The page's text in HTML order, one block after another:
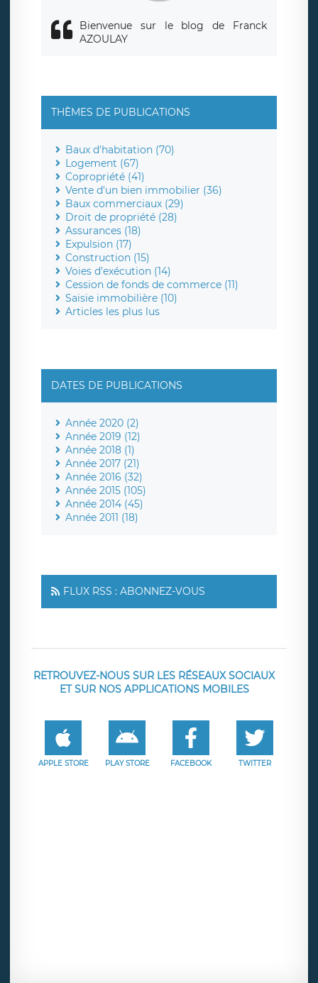
Bienvenue sur le blog de Franck
AZOULAY
THÈMES DE PUBLICATIONS
Baux d'habitation (70)
Logement (67)
Copropriété (41)
Vente d'un bien immobilier (36)
Baux commerciaux (29)
Droit de propriété (28)
Assurances (18)
Expulsion (17)
Construction (15)
Voies d'exécution (14)
Cession de fonds de commerce (11)
Saisie immobilière (10)
Articles les plus lus
DATES DE PUBLICATIONS
Année 2020 (2)
Année 2019 (12)
Année 2018 (1)
Année 2017 (21)
Année 2016 (32)
Année 2015 (105)
Année 2014 (45)
Année 2011 (18)
FLUX RSS : ABONNEZ-VOUS
RETROUVEZ-NOUS SUR LES RÉSEAUX SOCIAUX
ET SUR NOS APPLICATIONS MOBILES
APPLE STORE PLAY STORE FACEBOOK TWITTER